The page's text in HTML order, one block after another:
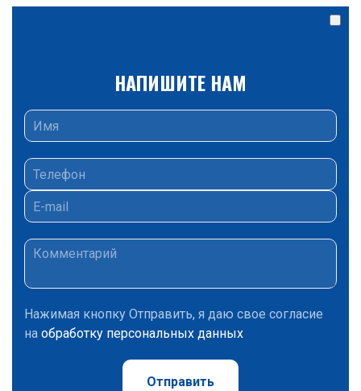
НАПИШИТЕ НАМ
Нажимая кнопку Отправить, я даю свое согласие
на обработку персональных данных
Отправить